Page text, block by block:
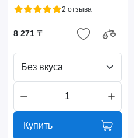
2 отзыва
8 271 ₸
Без вкуса
Купить